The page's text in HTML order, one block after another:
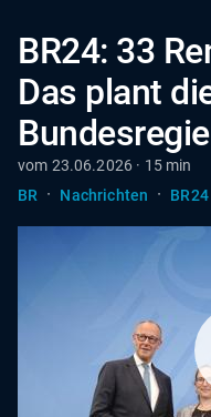
BR24: 33
Das plant
vom 23.06.2026 · 15 min
BR
· Nachrichten · BR24